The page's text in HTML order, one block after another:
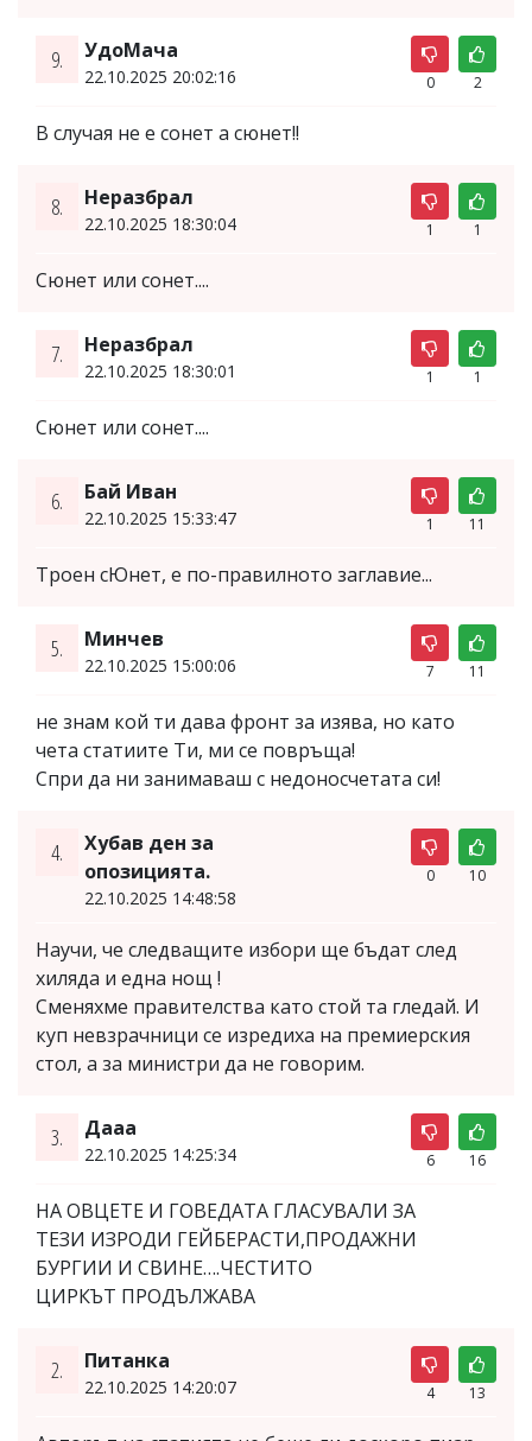
9. УдоМача
22.10.2025 20:02:16 0 2
В случая не е сонет а сюнет!!
8. Неразбрал
22.10.2025 18:30:04 1 1
Сюнет или сонет....
7. Неразбрал
22.10.2025 18:30:01 1 1
Сюнет или сонет....
6. Бай Иван
22.10.2025 15:33:47 1 11
Троен сЮнет, е по-правилното заглавие...
5. Минчев
22.10.2025 15:00:06 7 11
не знам кой ти дава фронт за изява, но като
чета статиите Ти, ми се повръща!
Спри да ни занимаваш с недоносчетата си!
4.
Хубав ден за
опозицията.
22.10.2025 14:48:58
0 10
Научи, че следващите избори ще бъдат след
хиляда и една нощ !
Сменяхме правителства като стой та гледай. И
куп невзрачници се изредиха на премиерския
стол, а за министри да не говорим.
3. Дааа
22.10.2025 14:25:34 6 16
НА ОВЦЕТЕ И ГОВЕДАТА ГЛАСУВАЛИ ЗА
ТЕЗИ ИЗРОДИ ГЕЙБЕРАСТИ,ПРОДАЖНИ
БУРГИИ И СВИНЕ….ЧЕСТИТО
ЦИРКЪТ ПРОДЪЛЖАВА
2. Питанка
22.10.2025 14:20:07 4 13